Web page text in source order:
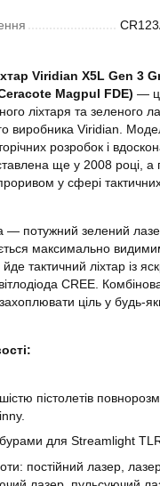
Viridian X5L Gen 3
Magpul FDE) —
ліхтаря та зеленого
виробника Viridian.
розробок і
ще у 2008 році, а
у сфері тактичних
— потужний зелений
максимально
тактичний ліхтар із
CREE.
ціль у будь-
пістолетів
для Streamlight
постійний лазер,